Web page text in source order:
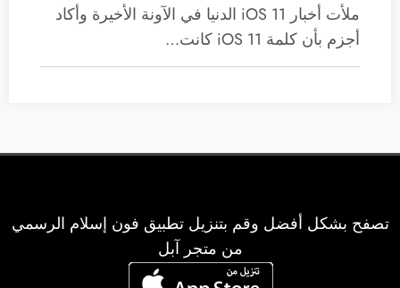
ملأت أخبار iOS 11 الدنيا في الآونة الأخيرة وأكاد
أجزم بأن كلمة iOS 11 كانت…
تصفح بشكل أفضل وقم بتنزيل تطبيق فون إسلام الرسمي
من متجر آبل